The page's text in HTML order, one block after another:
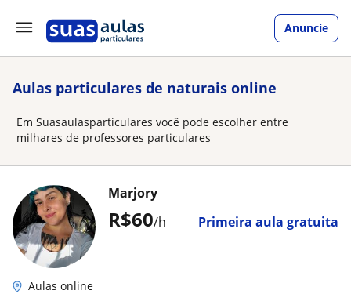
Anuncie
Aulas particulares de naturais online
Em Suasaulasparticulares você pode escolher entre
milhares de professores particulares
R$60/h Primeira aula gratuita
Marjory
Aulas online